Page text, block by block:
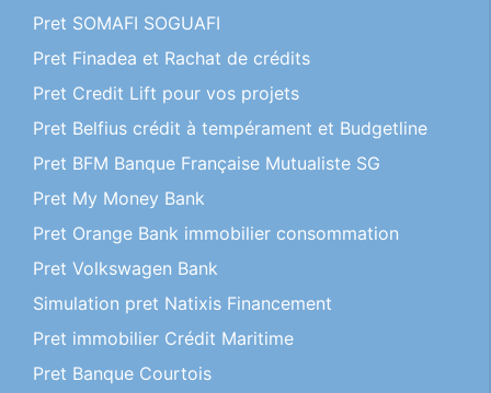
Pret SOMAFI SOGUAFI
Pret Finadea et Rachat de crédits
Pret Credit Lift pour vos projets
Pret Belfius crédit à tempérament et Budgetline
Pret BFM Banque Française Mutualiste SG
Pret My Money Bank
Pret Orange Bank immobilier consommation
Pret Volkswagen Bank
Simulation pret Natixis Financement
Pret immobilier Crédit Maritime
Pret Banque Courtois